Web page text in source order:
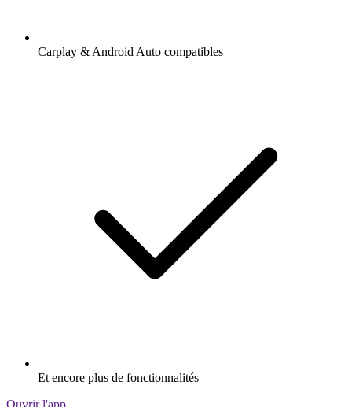
Carplay & Android Auto compatibles
Et encore plus de fonctionnalités